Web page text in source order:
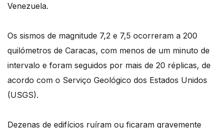
Venezuela.
Os sismos de magnitude 7,2 e 7,5 ocorreram a 200
quilómetros de Caracas, com menos de um minuto de
intervalo e foram seguidos por mais de 20 réplicas, de
acordo com o Serviço Geológico dos Estados Unidos
(USGS).
Dezenas de edifícios ruíram ou ficaram gravemente